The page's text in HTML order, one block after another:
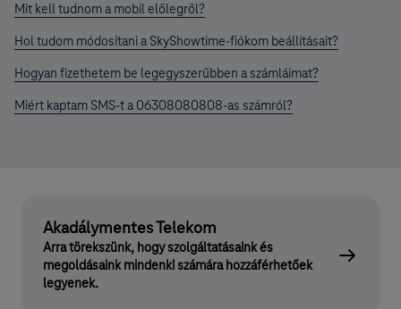
Mit kell tudnom a mobil előlegről?
Hol tudom módosítani a SkyShowtime-fiókom beállításait?
Hogyan fizethetem be legegyszerűbben a számláimat?
Miért kaptam SMS-t a 06308080808-as számról?
Akadálymentes Telekom
Arra törekszünk, hogy szolgáltatásaink és
megoldásaink mindenki számára hozzáférhetőek
legyenek.